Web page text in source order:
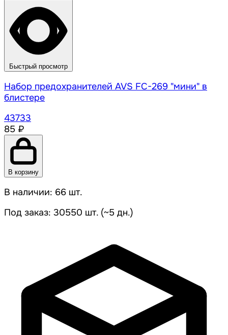
Быстрый просмотр
Набор предохранителей AVS FC-269 "мини" в
блистере
43733
85 ₽
В корзину
В наличии: 66 шт.
Под заказ: 30550 шт. (~5 дн.)